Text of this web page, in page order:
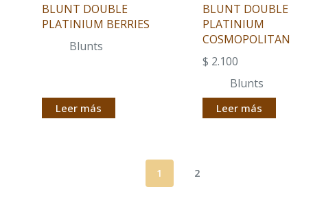
BLUNT DOUBLE
PLATINIUM BERRIES
Blunts
Leer más
BLUNT DOUBLE
PLATINIUM
COSMOPOLITAN
$ 2.100
Blunts
Leer más
1 2